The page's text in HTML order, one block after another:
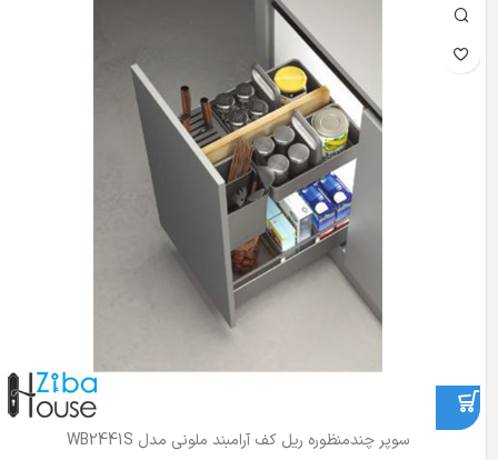
سوپر چندمنظوره ریل کف آرامبند ملونی مدل WB2441S